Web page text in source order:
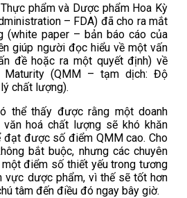
phẩm và Dược phẩm Hoa Kỳ
– FDA) đã cho ra mắt
(white paper – bản báo cáo của
giúp người đọc hiểu về một vấn
đề hoặc ra một quyết định) về
Maturity (QMM – tạm dịch: Độ
chất lượng).
thể thấy được rằng một doanh
hoá chất lượng sẽ khó khăn
đạt được số điểm QMM cao. Cho
bắt buộc, nhưng các chuyên
điểm số thiết yếu trong tương
vực dược phẩm, vì thế sẽ tốt hơn
tâm đến điều đó ngay bây giờ.